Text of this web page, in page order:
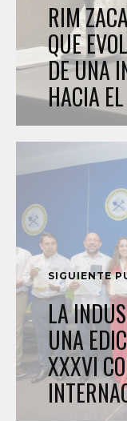
RIM
QUE
DE UNA
HACIA
SIGUIENTE
LA
UNA
XXXVI